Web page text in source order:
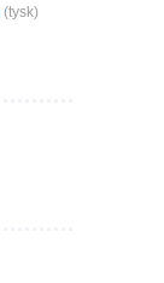
(tysk)